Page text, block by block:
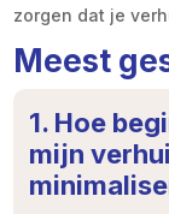
zorgen dat je
Meest
1. Hoe
mijn